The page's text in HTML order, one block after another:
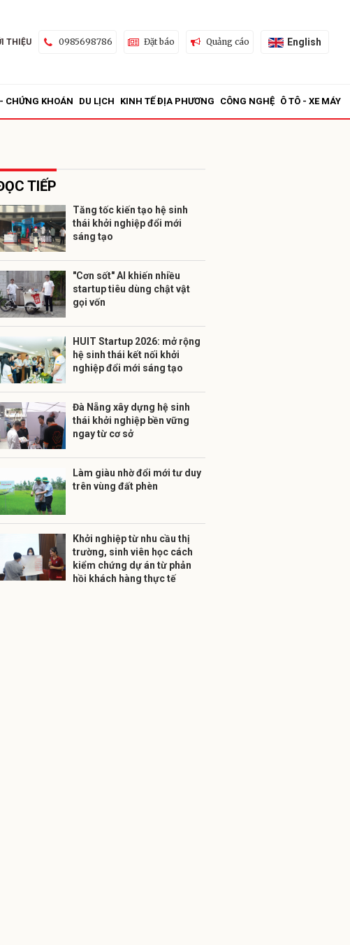
THIỆU 0985698786 Đặt báo Quảng cáo English
CHỨNG KHOÁN DU LỊCH KINH TẾ ĐỊA PHƯƠNG CÔNG NGHỆ Ô TÔ - XE MÁY
TIẾP
Tăng tốc kiến tạo hệ sinh
thái khởi nghiệp đổi mới
sáng tạo
"Cơn sốt" AI khiến nhiều
startup tiêu dùng chật vật
gọi vốn
HUIT Startup 2026: mở rộng
hệ sinh thái kết nối khởi
nghiệp đổi mới sáng tạo
Đà Nẵng xây dựng hệ sinh
thái khởi nghiệp bền vững
ngay từ cơ sở
Làm giàu nhờ đổi mới tư duy
trên vùng đất phèn
Khởi nghiệp từ nhu cầu thị
trường, sinh viên học cách
kiểm chứng dự án từ phản
hồi khách hàng thực tế
Gửi